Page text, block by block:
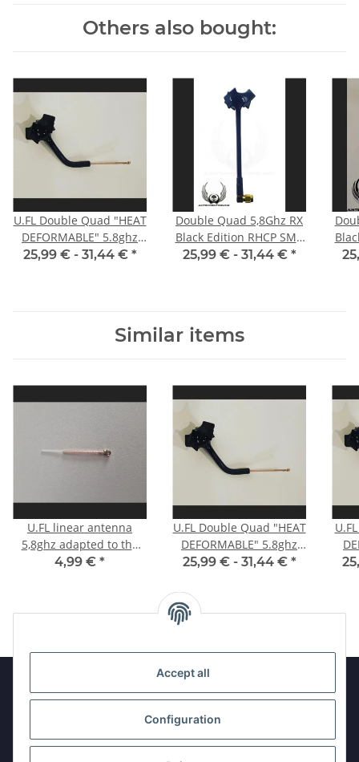
Accept all
Configuration
Others also bought:
U.FL Double Quad "HEAT
DEFORMABLE" 5.8ghz
polarized RHCP
25,99 € - 31,44 € *
Double Quad 5,8Ghz RX
Black Edition RHCP SMA
male angle
25,99 € - 31,44 € *
Similar items
U.FL linear antenna
5,8ghz adapted to the
desired channel
4,99 € *
U.FL Double Quad "HEAT
DEFORMABLE" 5.8ghz
polarized RHCP
25,99 € - 31,44 € *